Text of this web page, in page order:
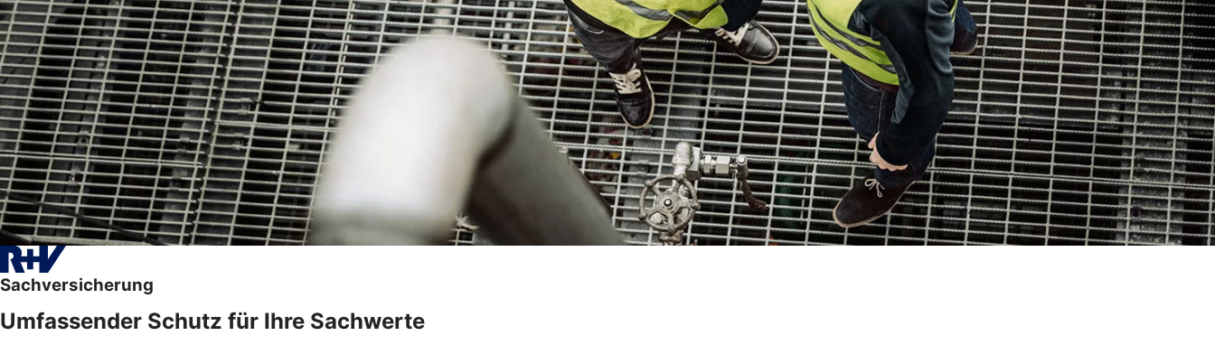
Sachversicherung
Umfassender Schutz für Ihre Sachwerte